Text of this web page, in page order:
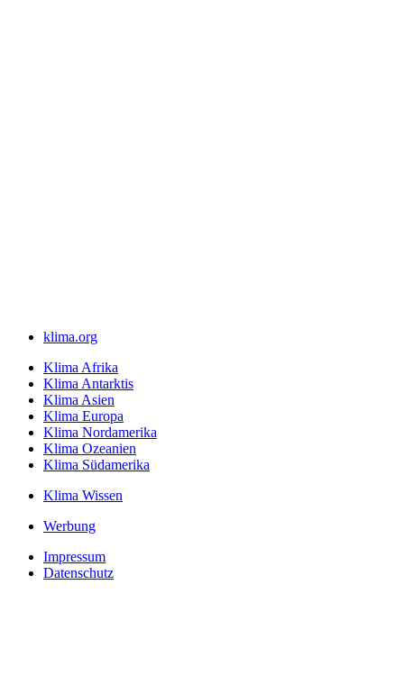
klima.org
Klima Afrika
Klima Antarktis
Klima Asien
Klima Europa
Klima Nordamerika
Klima Ozeanien
Klima Südamerika
Klima Wissen
Werbung
Impressum
Datenschutz